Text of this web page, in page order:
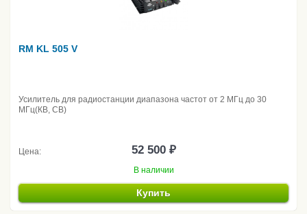
RM KL 505 V
Усилитель для радиостанции диапазона частот от 2 МГц до 30
МГц(КВ, CB)
Цена: 52 500 ₽
В наличии
Купить